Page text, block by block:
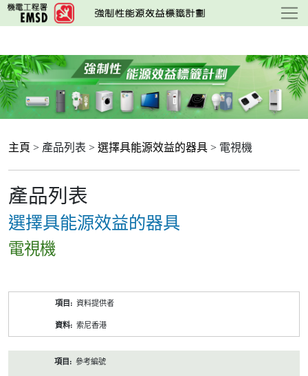
跳
至
要
內
容
主頁 > 產品列表 > 選擇具能源效益的器具 > 電視機
產品列表
選擇具能源效益的器具
電視機
資料提供者
索尼香港
參考編號